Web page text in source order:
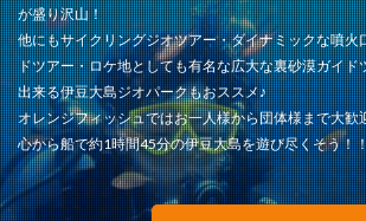
が盛り沢山！
他にもサイクリングジオツアー・ダイナミックな噴火
ドツアー・ロケ地としても有名な広大な裏砂漠ガイド
出来る伊豆大島ジオパークもおススメ♪
オレンジフィッシュではお一人様から団体様まで大歓
心から船で約1時間45分の伊豆大島を遊び尽くそう！